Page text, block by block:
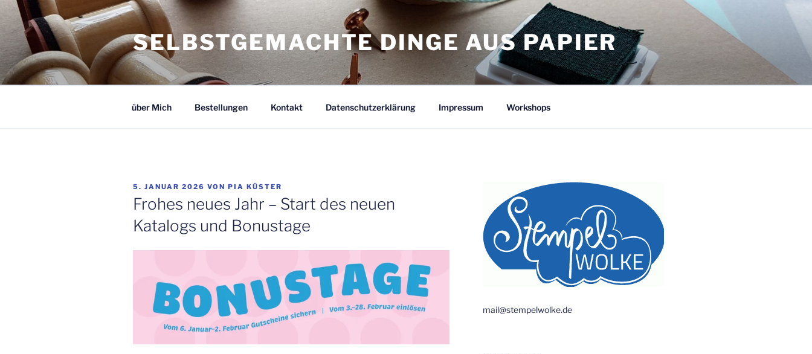
Zum
Inhalt
springen
SELBSTGEMACHTE DINGE AUS PAPIER
über Mich Bestellungen Kontakt Datenschutzerklärung Impressum Workshops
VERÖFFENTLICHT
AM
5. JANUAR 2026 VON PIA KÜSTER
Frohes neues Jahr – Start des neuen
Katalogs und Bonustage
mail@stempelwolke.de